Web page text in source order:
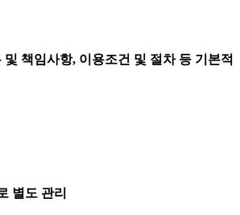
책임사항, 이용조건 및 절차 등 기본적
별도 관리